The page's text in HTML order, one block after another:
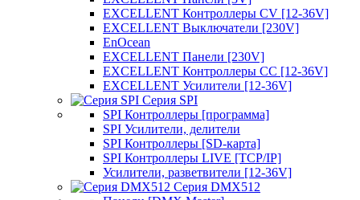
EXCELLENT Контроллеры CV [12-36V]
EXCELLENT Выключатели [230V]
EnOcean
EXCELLENT Панели [230V]
EXCELLENT Контроллеры CC [12-36V]
EXCELLENT Усилители [12-36V]
Серия SPI
SPI Контроллеры [программа]
SPI Усилители, делители
SPI Контроллеры [SD-карта]
SPI Контроллеры LIVE [TCP/IP]
Усилители, разветвители [12-36V]
Серия DMX512